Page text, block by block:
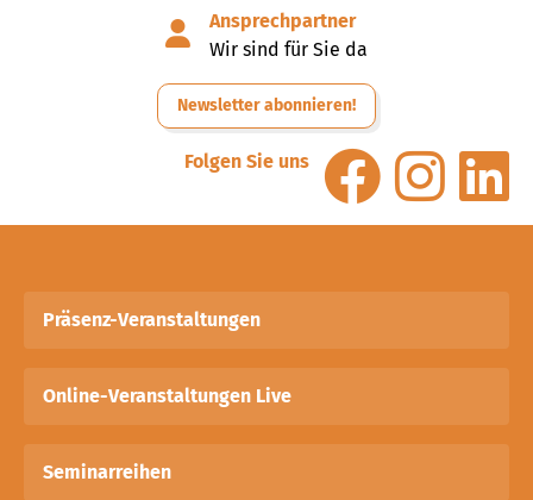
Ansprechpartner
Wir sind für Sie da
Newsletter abonnieren!
Folgen Sie uns
Präsenz-Veranstaltungen
Online-Veranstaltungen Live
Seminarreihen